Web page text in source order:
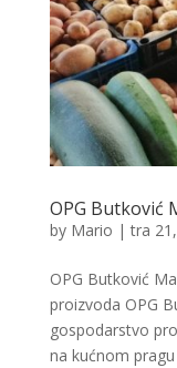
OPG Butković
by Mario |tra
OPG Butković
proizvoda OPG
gospodarstvo
na kućnom